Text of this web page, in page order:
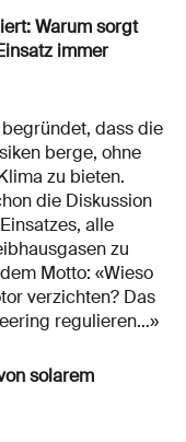
Warum sorgt
immer
dass die
berge, ohne
zu bieten.
die Diskussion
alle
zu
Motto: «Wieso
verzichten? Das
regulieren…»
solarem